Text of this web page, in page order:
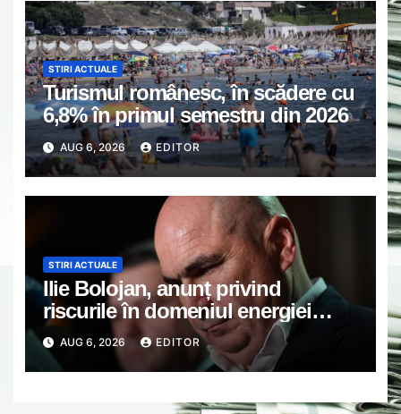
STIRI ACTUALE
Turismul românesc, în scădere cu
6,8% în primul semestru din 2026
AUG 6, 2026 EDITOR
STIRI ACTUALE
Ilie Bolojan, anunț privind
riscurile în domeniul energiei
electrice. Ce a decis Guvernul
AUG 6, 2026 EDITOR